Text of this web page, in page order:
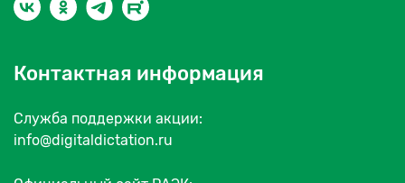
Контактная информация
Служба поддержки акции:
info@digitaldictation.ru